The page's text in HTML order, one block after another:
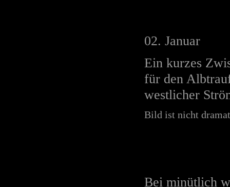
02. Januar
Ein kurzes
für den
westlicher
Bild ist nicht
Bei minütlich